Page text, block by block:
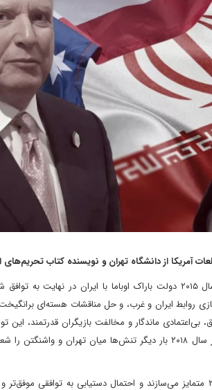
آمریکا از دانشگاه تهران و نویسنده کتاب تحریم‌های
مذاکرات هسته‌ای سال ۲۰۱۵ دولت باراک اوباما با ایران در
روابط ایران و غرب، و حل مناقشات هسته‌ای
ماندگار و مخالفت بازیگران قدرتمند، این
نهایت، خروج دونالد ترامپ از برجام در سال ۲۰۱۸ بار دیگر تنش‌ها میان
اما امروز شش عامل کلیدی، مذاکرات ۲۰۲۵ را از مذاکرات ۲۰۱۵ متمایز می‌سازند و احتمال